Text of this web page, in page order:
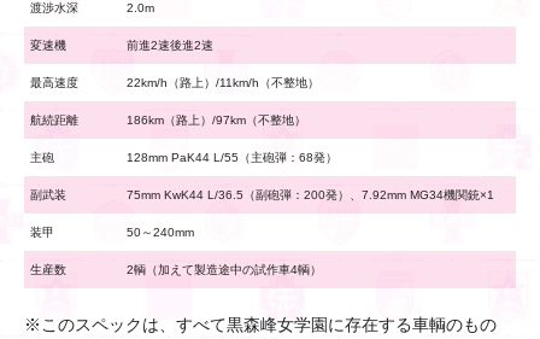
渡渉水深 2.0m
変速機 前進2速後進2速
最高速度 22km/h（路上）/11km/h（不整地）
航続距離 186km（路上）/97km（不整地）
主砲 128mm PaK44 L/55（主砲弾：68発）
副武装 75mm KwK44 L/36.5（副砲弾：200発）、7.92mm MG34機関銃×1
装甲 50～240mm
生産数 2輌（加えて製造途中の試作車4輌）
※このスペックは、すべて黒森峰女学園に存在する車輌のもの